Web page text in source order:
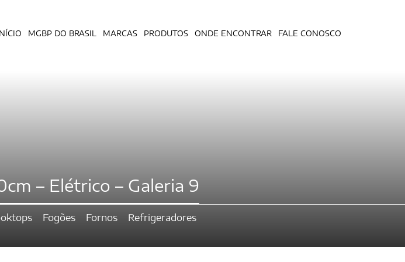
INÍCIO MGBP DO BRASIL MARCAS PRODUTOS ONDE ENCONTRAR FALE CONOSCO
– Elétrico – Galeria 9
Fogões Fornos Refrigeradores